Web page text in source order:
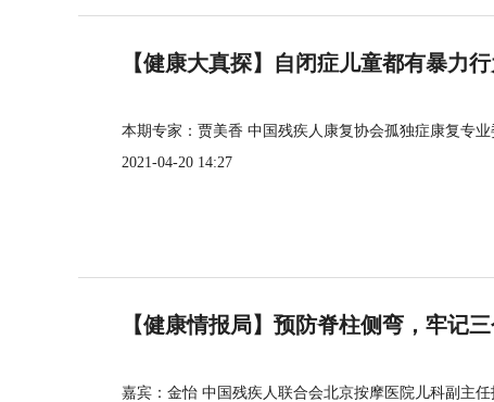
【健康大真探】自闭症儿童都有暴力
本期专家：贾美香 中国残疾人康复协会孤独症康复专
2021-04-20 14:27
【健康情报局】预防脊柱侧弯，牢记三
嘉宾：金怡 中国残疾人联合会北京按摩医院儿科副主任